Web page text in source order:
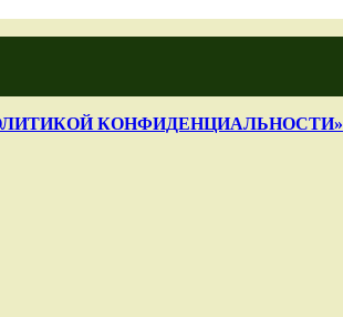
КОНФИДЕНЦИАЛЬНОСТИ»